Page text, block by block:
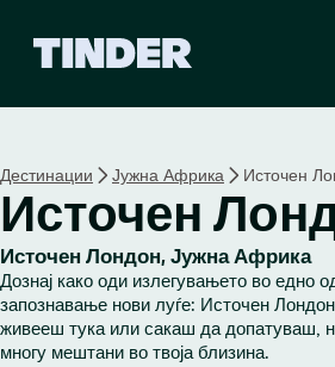
r
H
o
m
e
Дестинации Јужна Африка Источен
Источен
Источен Лондон, Јужна Африка
Дознај како оди излегувањето во едно
запознавање нови луѓе: Источен
живееш тука или сакаш да допатуваш,
многу мештани во твоја близина.